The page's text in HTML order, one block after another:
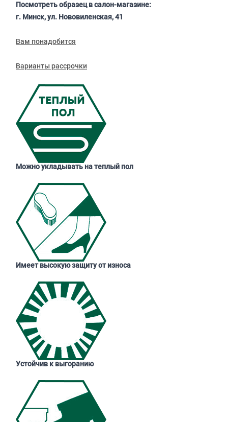
Посмотреть образец в салон-магазине:
г. Минск, ул. Нововиленская, 41
Вам понадобится
Варианты рассрочки
Можно укладывать на теплый пол
Имеет высокую защиту от износа
Устойчив к выгоранию